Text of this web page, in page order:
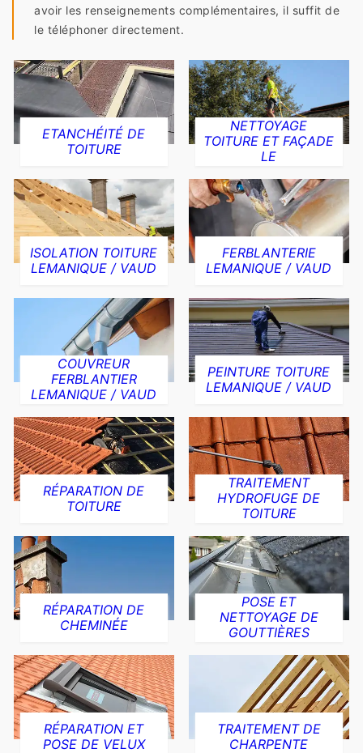
avoir les renseignements complémentaires, il suffit de
le téléphoner directement.
ETANCHÉITÉ DE
TOITURE
NETTOYAGE
TOITURE ET FAÇADE
LE
ISOLATION TOITURE
LEMANIQUE / VAUD
FERBLANTERIE
LEMANIQUE / VAUD
COUVREUR
FERBLANTIER
LEMANIQUE / VAUD
PEINTURE TOITURE
LEMANIQUE / VAUD
RÉPARATION DE
TOITURE
TRAITEMENT
HYDROFUGE DE
TOITURE
RÉPARATION DE
CHEMINÉE
POSE ET
NETTOYAGE DE
GOUTTIÈRES
RÉPARATION ET
POSE DE VELUX
TRAITEMENT DE
CHARPENTE